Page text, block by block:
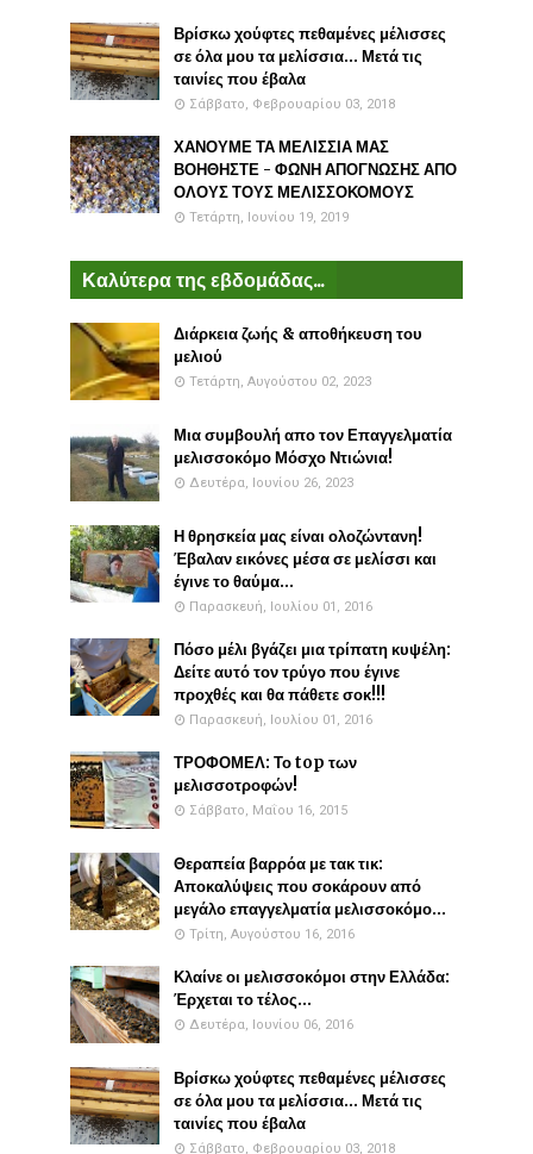
Βρίσκω χούφτες πεθαμένες μέλισσες
σε όλα μου τα μελίσσια... Μετά τις
ταινίες που έβαλα
Σάββατο, Φεβρουαρίου 03, 2018
ΧΑΝΟΥΜΕ ΤΑ ΜΕΛΙΣΣΙΑ ΜΑΣ
ΒΟΗΘΗΣΤΕ - ΦΩΝΗ ΑΠΟΓΝΩΣΗΣ ΑΠΟ
ΟΛΟΥΣ ΤΟΥΣ ΜΕΛΙΣΣΟΚΟΜΟΥΣ
Τετάρτη, Ιουνίου 19, 2019
Καλύτερα της εβδομάδας...
Διάρκεια ζωής & αποθήκευση του
μελιού
Τετάρτη, Αυγούστου 02, 2023
Μια συμβουλή απο τον Επαγγελματία
μελισσοκόμο Μόσχο Ντιώνια!
Δευτέρα, Ιουνίου 26, 2023
Η θρησκεία μας είναι ολοζώντανη!
Έβαλαν εικόνες μέσα σε μελίσσι και
έγινε το θαύμα...
Παρασκευή, Ιουλίου 01, 2016
Πόσο μέλι βγάζει μια τρίπατη κυψέλη:
Δείτε αυτό τον τρύγο που έγινε
προχθές και θα πάθετε σοκ!!!
Παρασκευή, Ιουλίου 01, 2016
ΤΡΟΦΟΜΕΛ: Το top των
μελισσοτροφών!
Σάββατο, Μαΐου 16, 2015
Θεραπεία βαρρόα με τακ τικ:
Αποκαλύψεις που σοκάρουν από
μεγάλο επαγγελματία μελισσοκόμο...
Τρίτη, Αυγούστου 16, 2016
Κλαίνε οι μελισσοκόμοι στην Ελλάδα:
Έρχεται το τέλος...
Δευτέρα, Ιουνίου 06, 2016
Βρίσκω χούφτες πεθαμένες μέλισσες
σε όλα μου τα μελίσσια... Μετά τις
ταινίες που έβαλα
Σάββατο, Φεβρουαρίου 03, 2018